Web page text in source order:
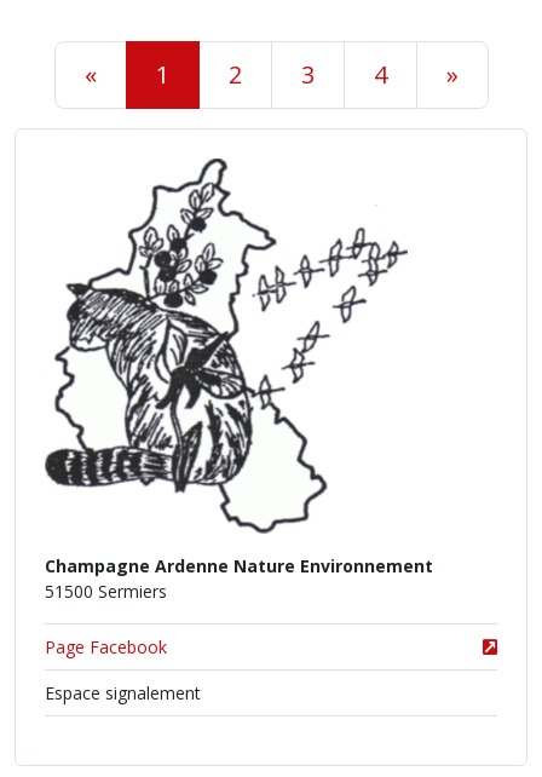
« 1 2 3 4 »
Champagne Ardenne Nature Environnement
51500 Sermiers
Page Facebook
Espace signalement